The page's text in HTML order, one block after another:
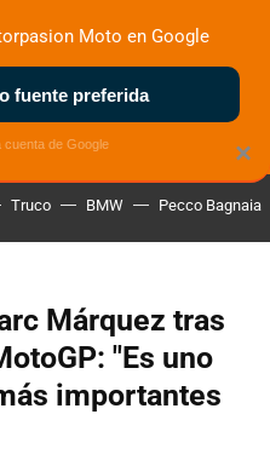
MOTOS ELÉCTRICAS
Truco BMW Pecco Bagnaia
Márquez tras
"Es uno
importantes
×
Moto en Google
fuente preferida
cuenta de Google